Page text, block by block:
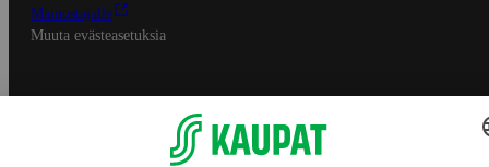
Mainostajalle
Muuta evästeasetuksia
S-ryhmän palvelut